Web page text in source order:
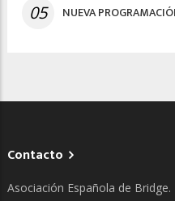
05 NUEVA
Contacto
Asociación Española de Bridge.